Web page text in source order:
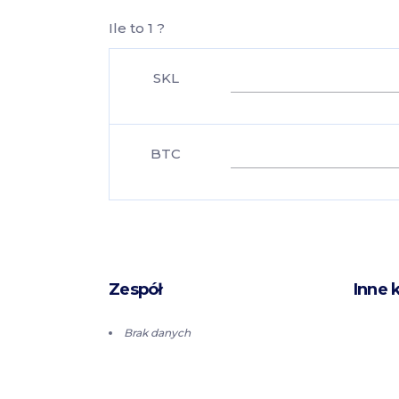
Ile to 1 ?
SKL
BTC
Zespół
Brak danych
Inne